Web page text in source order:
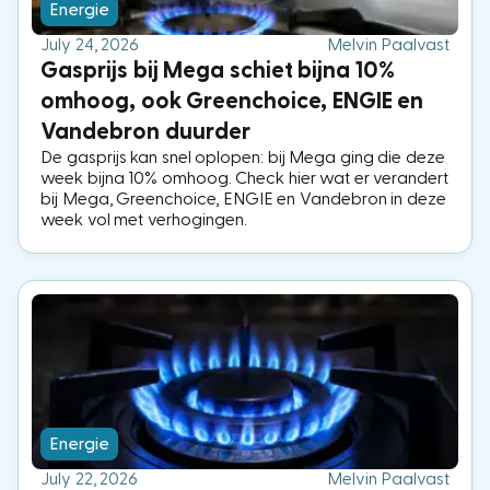
Energie
July 24, 2026
Melvin Paalvast
Gasprijs bij Mega schiet bijna 10%
omhoog, ook Greenchoice, ENGIE en
Vandebron duurder
De gasprijs kan snel oplopen: bij Mega ging die deze
week bijna 10% omhoog. Check hier wat er verandert
bij Mega, Greenchoice, ENGIE en Vandebron in deze
week vol met verhogingen.
Energie
July 22, 2026
Melvin Paalvast